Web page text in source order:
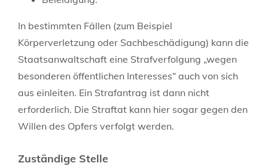
In bestimmten Fällen (zum Beispiel
Körperverletzung oder Sachbeschädigung) kann die
Staatsanwaltschaft eine Strafverfolgung „wegen
besonderen öffentlichen Interesses“ auch von sich
aus einleiten. Ein Strafantrag ist dann nicht
erforderlich. Die Straftat kann hier sogar gegen den
Willen des Opfers verfolgt werden.
Zuständige Stelle